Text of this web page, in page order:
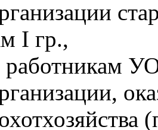
I гр.,